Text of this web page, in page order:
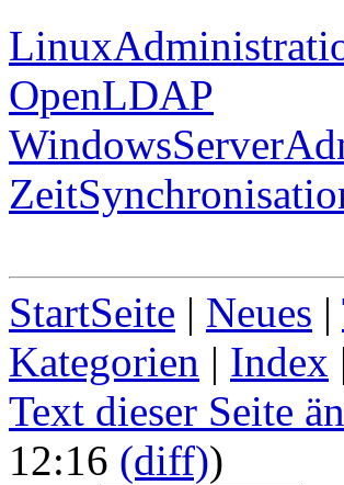
OpenLDAP
StartSeite | Neues |
Kategorien | Index |
Text dieser Seite
12:16 (diff))